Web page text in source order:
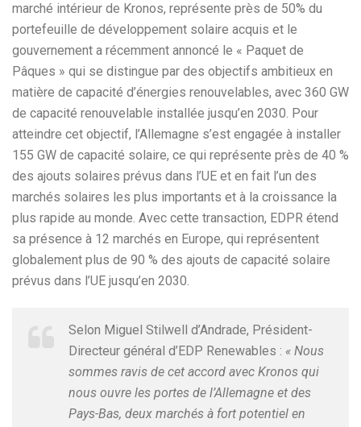
marché intérieur de Kronos, représente près de 50% du
portefeuille de développement solaire acquis et le
gouvernement a récemment annoncé le « Paquet de
Pâques » qui se distingue par des objectifs ambitieux en
matière de capacité d’énergies renouvelables, avec 360 GW
de capacité renouvelable installée jusqu’en 2030. Pour
atteindre cet objectif, l’Allemagne s’est engagée à installer
155 GW de capacité solaire, ce qui représente près de 40 %
des ajouts solaires prévus dans l’UE et en fait l’un des
marchés solaires les plus importants et à la croissance la
plus rapide au monde. Avec cette transaction, EDPR étend
sa présence à 12 marchés en Europe, qui représentent
globalement plus de 90 % des ajouts de capacité solaire
prévus dans l’UE jusqu’en 2030.
Selon Miguel Stilwell d’Andrade, Président-
Directeur général d’EDP Renewables : « Nous
sommes ravis de cet accord avec Kronos qui
nous ouvre les portes de l’Allemagne et des
Pays-Bas, deux marchés à fort potentiel en